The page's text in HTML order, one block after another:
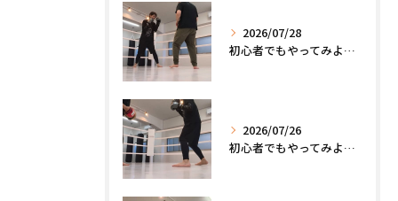
2026/07/28
初心者でもやってみよう、格闘技でダイエット脂肪燃焼🔥
2026/07/26
初心者でもやってみよう、格闘技でダイエット、脂肪燃焼🔥